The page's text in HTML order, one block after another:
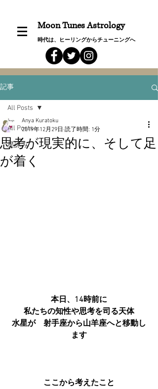
Moon Tunes Astrology
時代は、ヒーリングからチューニングへ
記事
All Posts
星詠み
All Posts
思考が現実的に、そして足
が着く
Anya Kuratoku
2019年12月29日 読了時間: 1分
本日、14時前に
私たちの知性や思考を司る天体
水星が　射手座から山羊座へと移動し
ます
ここから考えたこと